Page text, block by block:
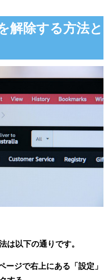
解除する方法と
は以下の通りです。
ジで右上にある「設定」